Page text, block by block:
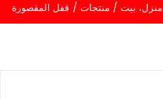
منزل، بيت / منتجات / قفل المقصورة